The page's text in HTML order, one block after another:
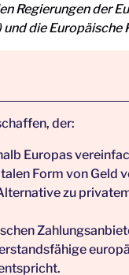
Regierungen der
die Europäische
der:
Europas
Form von Geld
zu